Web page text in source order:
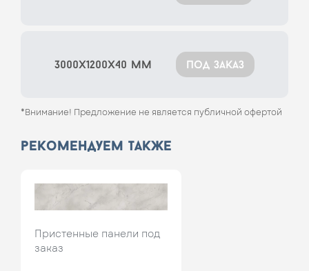
3000x1200x40 мм под заказ
*Внимание! Предложение не является публичной офертой
рекомендуем также
Пристенные панели под
заказ